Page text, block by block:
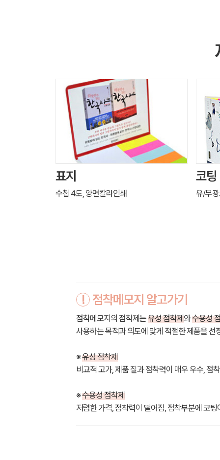
표지
수첩 4도, 양면칼라인쇄
코팅
유/무
! 점착메모지 알고가기
점착메모지의 점착제는유성 점착제와수용성
사용하는 목적과 의도에 맞게 적절한 제품을 선
※유성 점착제
비교적 고가, 제품 질과 점착력이 매우 우수, 점
※수용성 점착제
저렴한 가격, 점착력이 떨어짐, 점착부분에 코